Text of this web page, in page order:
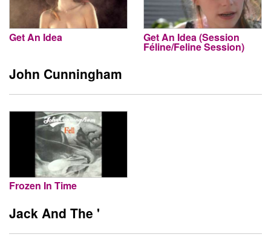
Get An Idea Get An Idea (Session
Féline/Feline Session)
John Cunningham
Frozen In Time
Jack And The '